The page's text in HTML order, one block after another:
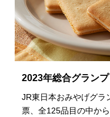
2023年総合グラン
JR東日本おみやげグラ
票、全125品目の中か